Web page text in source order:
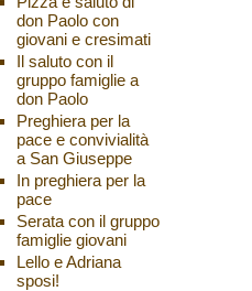
don Paolo con
giovani e cresimati
Il saluto con il
gruppo famiglie a
don Paolo
Preghiera per la
pace e convivialità
a San Giuseppe
In preghiera per la
pace
Serata con il gruppo
famiglie giovani
Lello e Adriana
sposi!